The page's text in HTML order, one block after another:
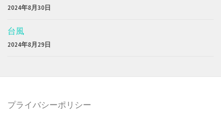
2024年8月30日
台風
2024年8月29日
プライバシーポリシー